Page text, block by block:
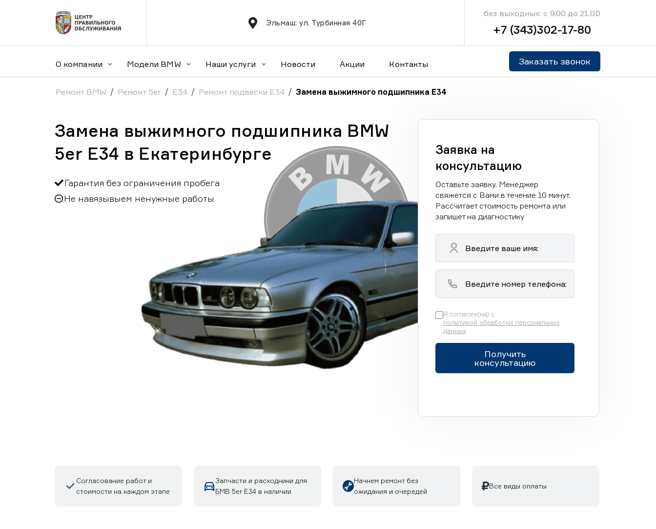
Эльмаш: ул. Турбинная 40Г
без выходных: с 9.00 до 21.00
+7 (343)302-17-80
О компании Модели BMW Наши услуги Новости Акции Контакты Заказать звонок
Ремонт BMW Ремонт 5er E34 Ремонт подвески E34 Замена выжимного подшипника E34
Замена выжимного подшипника BMW
5er E34 в Екатеринбурге
Гарантия без ограничения пробега
Не навязывыем ненужные работы
Заявка на
консультацию
Оставьте заявку. Менеджер
свяжется с Вами в течение 10 минут.
Рассчитает стоимость ремонта или
запишет на диагностику
Я согласен(на) с
политикой обработки персональных
данных
Получить
консультацию
Согласование работ и
стоимости на каждом этапе
Запчасти и расходники для
БМВ 5er E34 в наличии
Начнем ремонт без
ожидания и очередей
Все виды оплаты